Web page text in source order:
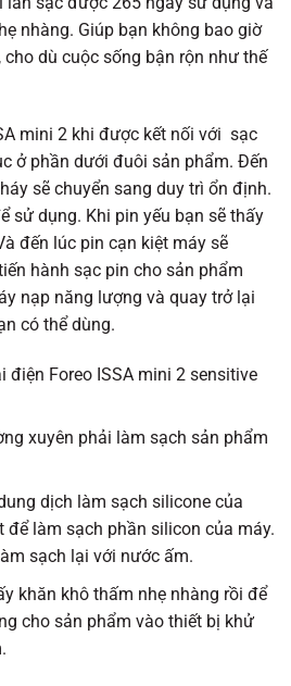
nhàng. Giúp bạn không bao giờ
dù cuộc sống bận rộn như thế
mini 2 khi được kết nối với sạc
ở phần dưới đuôi sản phẩm. Đến
sẽ chuyển sang duy trì ổn định.
sử dụng. Khi pin yếu bạn sẽ thấy
đến lúc pin cạn kiệt máy sẽ
hành sạc pin cho sản phẩm
nạp năng lượng và quay trở lại
có thể dùng.
điện Foreo ISSA mini 2 sensitive
xuyên phải làm sạch sản phẩm
dịch làm sạch silicone của
để làm sạch phần silicon của máy.
sạch lại với nước ấm.
khăn khô thấm nhẹ nhàng rồi để
cho sản phẩm vào thiết bị khử